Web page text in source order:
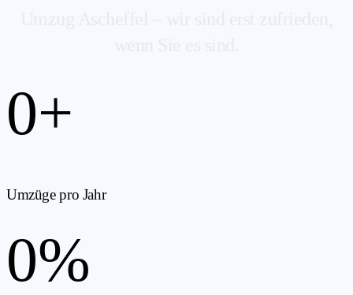
0+
Umzüge pro Jahr
0%